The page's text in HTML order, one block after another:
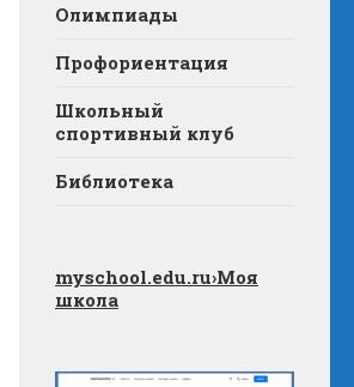
Олимпиады
Профориентация
Школьный
спортивный клуб
Библиотека
myschool.edu.ru›Моя
школа